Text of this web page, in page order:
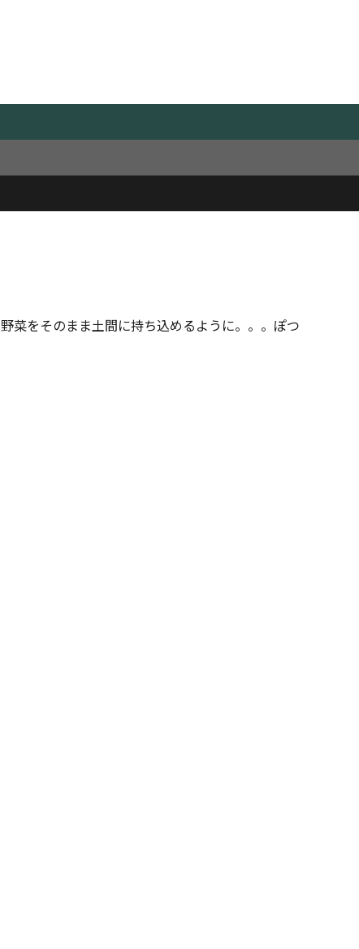
菜をそのまま土間に持ち込めるように。。。ぽつ